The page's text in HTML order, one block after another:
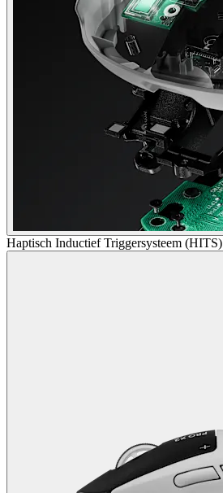
Haptisch Inductief Triggersysteem (HITS)